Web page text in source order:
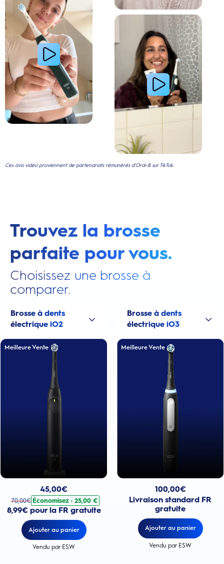
Lire la vidéo : Le secret d’une jeune femme
Ces avis vidéo proviennent de partenariats rémunérés d'Oral-B sur TikTok.
Trouvez la brosse
parfaite pour vous.
Choisissez une brosse à
comparer.
Brosse à dents
électrique iO2
Meilleure Vente
45,00€
70,00€ Économisez : 25,00 €
8,99€ pour la FR gratuite
Ajouter au panier
Vendu par ESW
Brosse à dents
électrique iO3
Meilleure Vente
100,00€
Livraison standard FR
gratuite
Ajouter au panier
Vendu par ESW